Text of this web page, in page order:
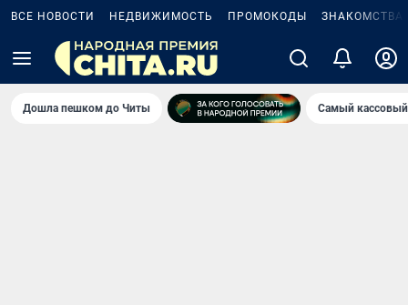
ВСЕ НОВОСТИ НЕДВИЖИМОСТЬ ПРОМОКОДЫ ЗНАКОМСТВА
Дошла пешком до Читы Самый